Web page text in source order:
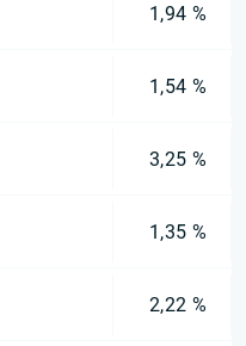
1,94 %
1,54 %
3,25 %
1,35 %
2,22 %